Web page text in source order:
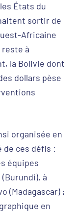
États du
sortir de
Africaine
reste à
la Bolivie dont
dollars pèse
organisée en
de ces défis :
équipes
à
(Madagascar) ;
en